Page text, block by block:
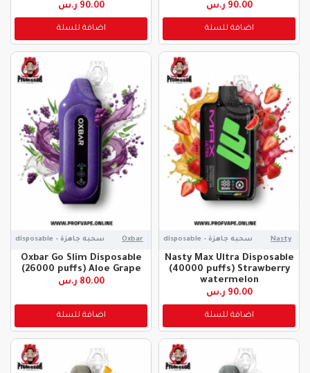
90.00 ر.س
اضافة للسلة
90.00 ر.س
اضافة للسلة
Nasty سحبه جاهزة - disposable
Nasty Max Ultra Disposable
(40000 puffs) Strawberry
watermelon
90.00 ر.س
اضافة للسلة
Oxbar سحبه جاهزة - disposable
Oxbar Go Slim Disposable
(26000 puffs) Aloe Grape
80.00 ر.س
اضافة للسلة